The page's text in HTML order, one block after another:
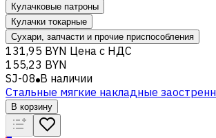
Кулачковые патроны
Кулачки токарные
Сухари, запчасти и прочие приспособления
131,95 BYN Цена с НДС
155,23 BYN
SJ-08 В наличии
Cтальные мягкие накладные
В корзину